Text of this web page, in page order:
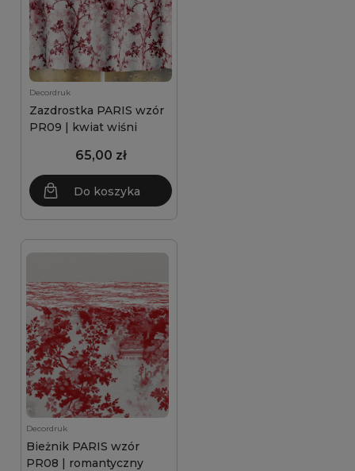
Decordruk
Zazdrostka PARIS wzór
PR09 | kwiat wiśni
65,00 zł
Do koszyka
Decordruk
Bieżnik PARIS wzór
PR08 | romantyczny